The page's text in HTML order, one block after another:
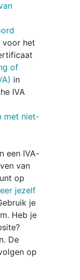
voor het
of
in
IVA
met niet-
een IVA-
van
op
jezelf
je
Heb je
De
op